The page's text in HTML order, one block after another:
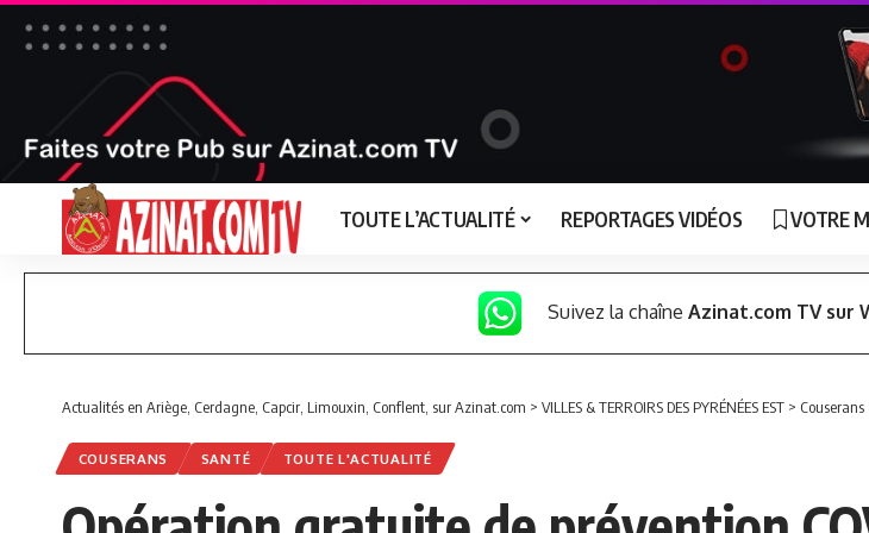
TOUTE L’ACTUALITÉ REPORTAGES VIDÉOS VOTRE
Suivez la chaîne Azinat.com TV sur
Actualités en Ariège, Cerdagne, Capcir, Limouxin, Conflent, sur Azinat.com > VILLES & TERROIRS DES PYRÉNÉES EST > Couserans
COUSERANS SANTÉ TOUTE L'ACTUALITÉ